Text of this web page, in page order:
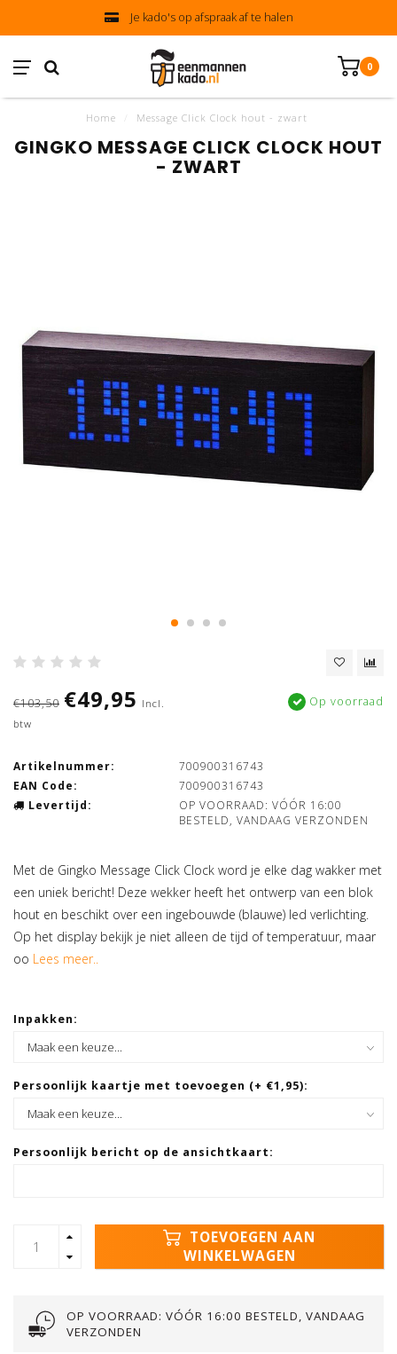
Je kado's op afspraak af te halen
0
Home Message Click Clock hout - zwart
GINGKO MESSAGE CLICK CLOCK HOUT
- ZWART
€103,50 €49,95 Incl.
btw
Op voorraad
Artikelnummer:
700900316743
EAN Code:
700900316743
Levertijd:
OP VOORRAAD: VÓÓR 16:00
BESTELD, VANDAAG VERZONDEN
Met de Gingko Message Click Clock word je elke dag wakker met
een uniek bericht! Deze wekker heeft het ontwerp van een blok
hout en beschikt over een ingebouwde (blauwe) led verlichting.
Op het display bekijk je niet alleen de tijd of temperatuur, maar
oo Lees meer..
Inpakken:
Persoonlijk kaartje met toevoegen (+ €1,95):
Persoonlijk bericht op de ansichtkaart:
TOEVOEGEN AAN
WINKELWAGEN
OP VOORRAAD: VÓÓR 16:00 BESTELD, VANDAAG
VERZONDEN